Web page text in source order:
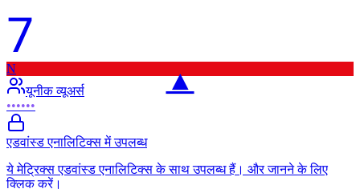
7
▲
N
यूनीक व्यूअर्स
••••••
एडवांस्ड एनालिटिक्स में उपलब्ध
ये मेट्रिक्स एडवांस्ड एनालिटिक्स के साथ उपलब्ध हैं। और जानने के लिए
क्लिक करें।